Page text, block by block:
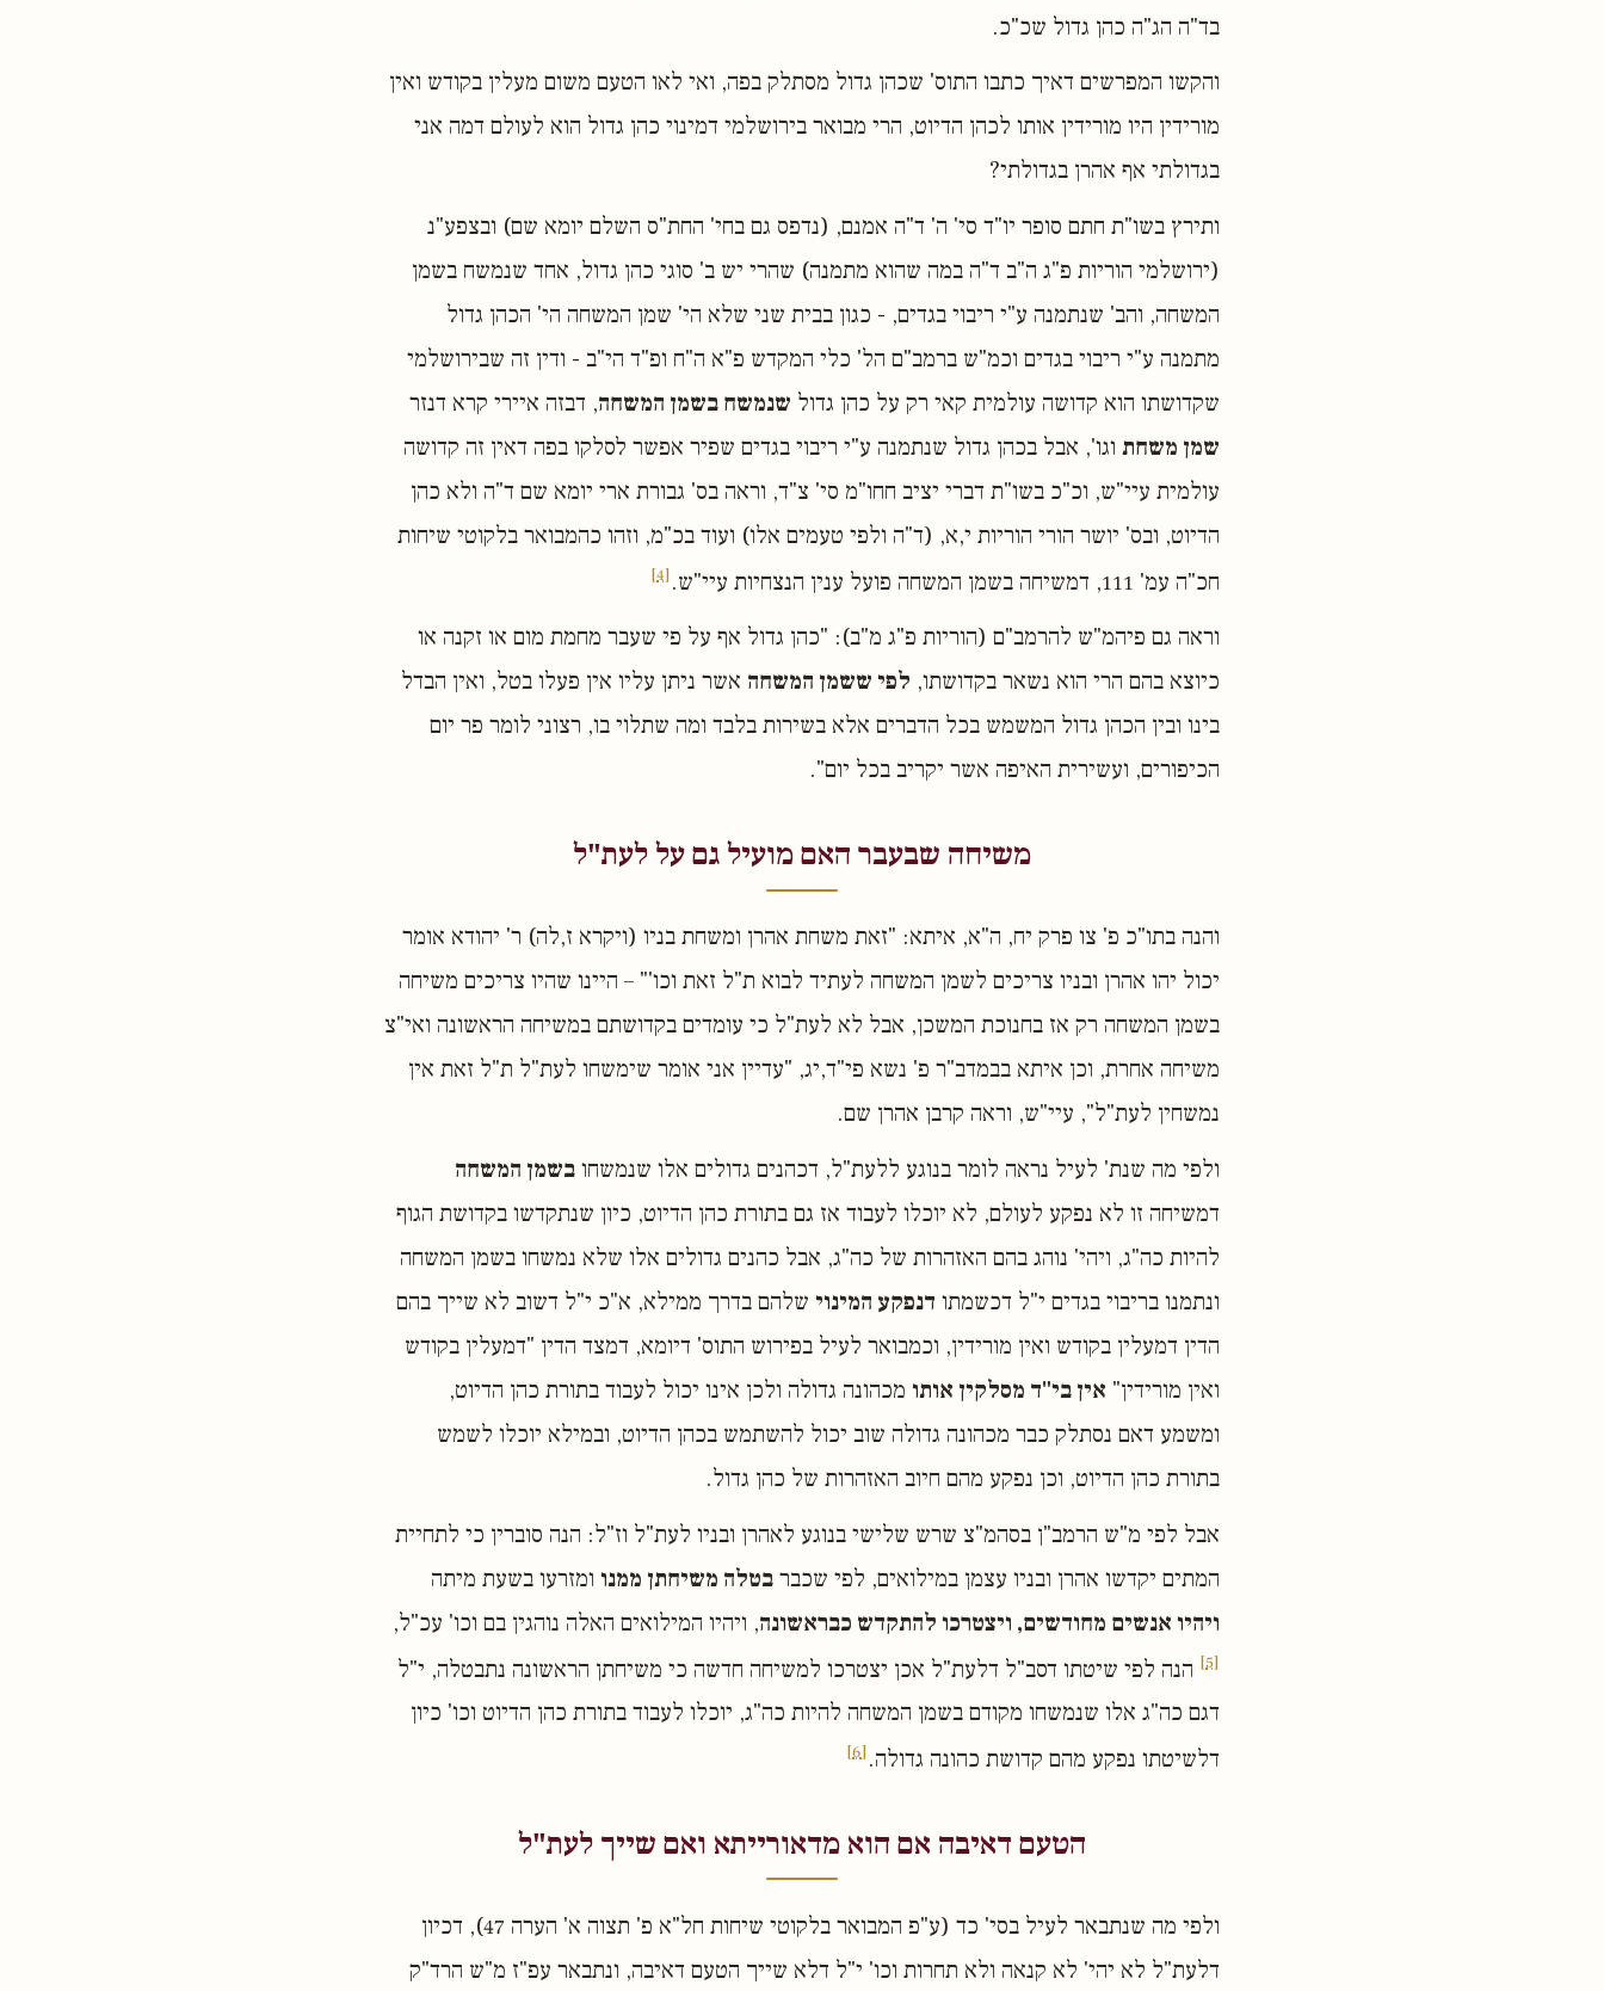
בד"ה הג"ה כהן גדול שכ"כ.
והקשו המפרשים דאיך כתבו התוס' שכהן גדול מסתלק בפה, ואי לאו הטעם משום מעלין בקודש ואין
מורידין היו מורידין אותו לכהן הדיוט, הרי מבואר בירושלמי דמינוי כהן גדול הוא לעולם דמה אני
בגדולתי אף אהרן בגדולתי?
ותירץ בשו"ת חתם סופר יו"ד סי' ה' ד"ה אמנם, (נדפס גם בחי' החת"ס השלם יומא שם) ובצפע"נ
(ירושלמי הוריות פ"ג ה"ב ד"ה במה שהוא מתמנה) שהרי יש ב' סוגי כהן גדול, אחד שנמשח בשמן
המשחה, והב' שנתמנה ע"י ריבוי בגדים, - כגון בבית שני שלא הי' שמן המשחה הי' הכהן גדול
מתמנה ע"י ריבוי בגדים וכמ"ש ברמב"ם הל' כלי המקדש פ"א ה"ח ופ"ד הי"ב - ודין זה שבירושלמי
שקדושתו הוא קדושה עולמית קאי רק על כהן גדול שנמשח בשמן המשחה, דבזה איירי קרא דנזר
שמן משחת וגו', אבל בכהן גדול שנתמנה ע"י ריבוי בגדים שפיר אפשר לסלקו בפה דאין זה קדושה
עולמית עיי"ש, וכ"כ בשו"ת דברי יציב חחו"מ סי' צ"ד, וראה בס' גבורת ארי יומא שם ד"ה ולא כהן
הדיוט, ובס' יושר הורי הוריות י,א, (ד"ה ולפי טעמים אלו) ועוד בכ"מ, וזהו כהמבואר בלקוטי שיחות
חכ"ה עמ' 111, דמשיחה בשמן המשחה פועל ענין הנצחיות עיי"ש.
[4]
וראה גם פיהמ"ש להרמב"ם (הוריות פ"ג מ"ב): "כהן גדול אף על פי שעבר מחמת מום או זקנה או
כיוצא בהם הרי הוא נשאר בקדושתו, לפי ששמן המשחה אשר ניתן עליו אין פעלו בטל, ואין הבדל
בינו ובין הכהן גדול המשמש בכל הדברים אלא בשירות בלבד ומה שתלוי בו, רצוני לומר פר יום
הכיפורים, ועשירית האיפה אשר יקריב בכל יום".
משיחה שבעבר האם מועיל גם על לעת"ל
והנה בתו"כ פ' צו פרק יח, ה"א, איתא: "זאת משחת אהרן ומשחת בניו (ויקרא ז,לה) ר' יהודא אומר
יכול יהו אהרן ובניו צריכים לשמן המשחה לעתיד לבוא ת"ל זאת וכו'" – היינו שהיו צריכים משיחה
בשמן המשחה רק אז בחנוכת המשכן, אבל לא לעת"ל כי עומדים בקדושתם במשיחה הראשונה ואי"צ
משיחה אחרת, וכן איתא בבמדב"ר פ' נשא פי"ד,יג, "עדיין אני אומר שימשחו לעת"ל ת"ל זאת אין
נמשחין לעת"ל", עיי"ש, וראה קרבן אהרן שם.
ולפי מה שנת' לעיל נראה לומר בנוגע ללעת"ל, דכהנים גדולים אלו שנמשחובשמן המשחה
דמשיחה זו לא נפקע לעולם, לא יוכלו לעבוד אז גם בתורת כהן הדיוט, כיון שנתקדשו בקדושת הגוף
להיות כה"ג, ויהי' נוהג בהם האזהרות של כה"ג, אבל כהנים גדולים אלו שלא נמשחו בשמן המשחה
ונתמנו בריבוי בגדים י"ל דכשמתו דנפקע המינוי שלהם בדרך ממילא, א"כ י"ל דשוב לא שייך בהם
הדין דמעלין בקודש ואין מורידין, וכמבואר לעיל בפירוש התוס' דיומא, דמצד הדין "דמעלין בקודש
ואין מורידין" אין בי"ד מסלקין אותו מכהונה גדולה ולכן אינו יכול לעבוד בתורת כהן הדיוט,
ומשמע דאם נסתלק כבר מכהונה גדולה שוב יכול להשתמש בכהן הדיוט, ובמילא יוכלו לשמש
בתורת כהן הדיוט, וכן נפקע מהם חיוב האזהרות של כהן גדול.
אבל לפי מ"ש הרמב"ן בסהמ"צ שרש שלישי בנוגע לאהרן ובניו לעת"ל וז"ל: הנה סוברין כי לתחיית
המתים יקדשו אהרן ובניו עצמן במילואים, לפי שכברבטלה משיחתן ממנו ומזרעו בשעת מיתה
ויהיו אנשים מחודשים, ויצטרכו להתקדש כבראשונה, ויהיו המילואים האלה נוהגין בם וכו' עכ"ל,
[5]
הנה לפי שיטתו דסב"ל דלעת"ל אכן יצטרכו למשיחה חדשה כי משיחתן הראשונה נתבטלה, י"ל
דגם כה"ג אלו שנמשחו מקודם בשמן המשחה להיות כה"ג, יוכלו לעבוד בתורת כהן הדיוט וכו' כיון
דלשיטתו נפקע מהם קדושת כהונה גדולה. [6]
הטעם דאיבה אם הוא מדאורייתא ואם שייך לעת"ל
ולפי מה שנתבאר לעיל בסי' כד (ע"פ המבואר בלקוטי שיחות חל"א פ' תצוה א' הערה 47), דכיון
דלעת"ל לא יהי' לא קנאה ולא תחרות וכו' י"ל דלא שייך הטעם דאיבה, ונתבאר עפ"ז מ"ש הרד"ק